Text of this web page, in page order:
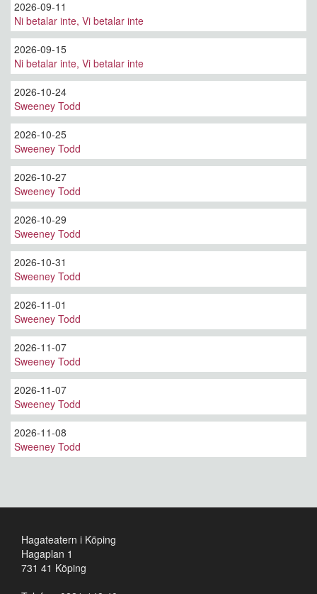
2026-09-11
Ni betalar inte, Vi betalar inte
2026-09-15
Ni betalar inte, Vi betalar inte
2026-10-24
Sweeney Todd
2026-10-25
Sweeney Todd
2026-10-27
Sweeney Todd
2026-10-29
Sweeney Todd
2026-10-31
Sweeney Todd
2026-11-01
Sweeney Todd
2026-11-07
Sweeney Todd
2026-11-07
Sweeney Todd
2026-11-08
Sweeney Todd
Hagateatern i Köping
Hagaplan 1
731 41 Köping